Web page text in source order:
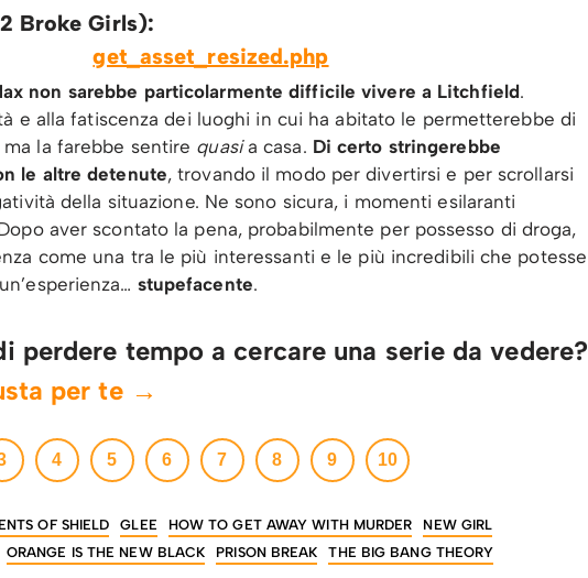
Broke Girls):
non sarebbe particolarmente difficile vivere a Litchfield.
e alla fatiscenza dei luoghi in cui ha abitato le permetterebbe di
la farebbe sentire quasia casa. Di certo stringerebbe
le altre detenute, trovando il modo per divertirsi e per scrollarsi
della situazione. Ne sono sicura, i momenti esilaranti
aver scontato la pena, probabilmente per possesso di droga,
come una tra le più interessanti e le più incredibili che potesse
stupefacente.
perdere tempo a cercare una serie da vedere?
per te →
4 5 6 7 8 9 10
OF SHIELD GLEE HOW TO GET AWAY WITH MURDER
NEW GIRL
ORANGE IS THE NEW BLACK PRISON BREAK THE BIG BANG THEORY